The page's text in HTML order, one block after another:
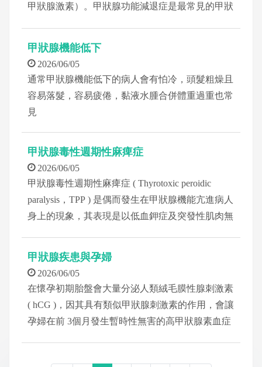
甲狀腺激素）。甲狀腺功能減退症是最常見的甲狀
甲狀腺機能低下
2026/06/05
通常甲狀腺機能低下的病人會有怕冷，頭髮粗燥且
容易落髮，容易疲倦，黏液水腫合併體重過重也常
見
甲狀腺毒性週期性麻痺症
2026/06/05
甲狀腺毒性週期性麻痺症 ( Thyrotoxic peroidic
paralysis，TPP ) 是偶而發生在甲狀腺機能亢進病人
身上的現象，其表現是以低血鉀症及突發性肌肉無
甲狀腺疾患與孕婦
2026/06/05
在懷孕初期胎盤會大量分泌人類絨毛膜性腺刺激素
( hCG )，因其具有類似甲狀腺刺激素的作用，會讓
孕婦在前 3個月發生暫時性無害的高甲狀腺素血症